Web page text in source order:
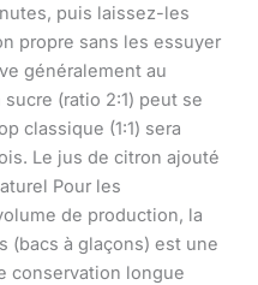
puis laissez-les
propre sans les essuyer
généralement au
(ratio 2:1) peut se
classique (1:1) sera
Le jus de citron ajouté
Pour les
de production, la
(bacs à glaçons) est une
conservation longue